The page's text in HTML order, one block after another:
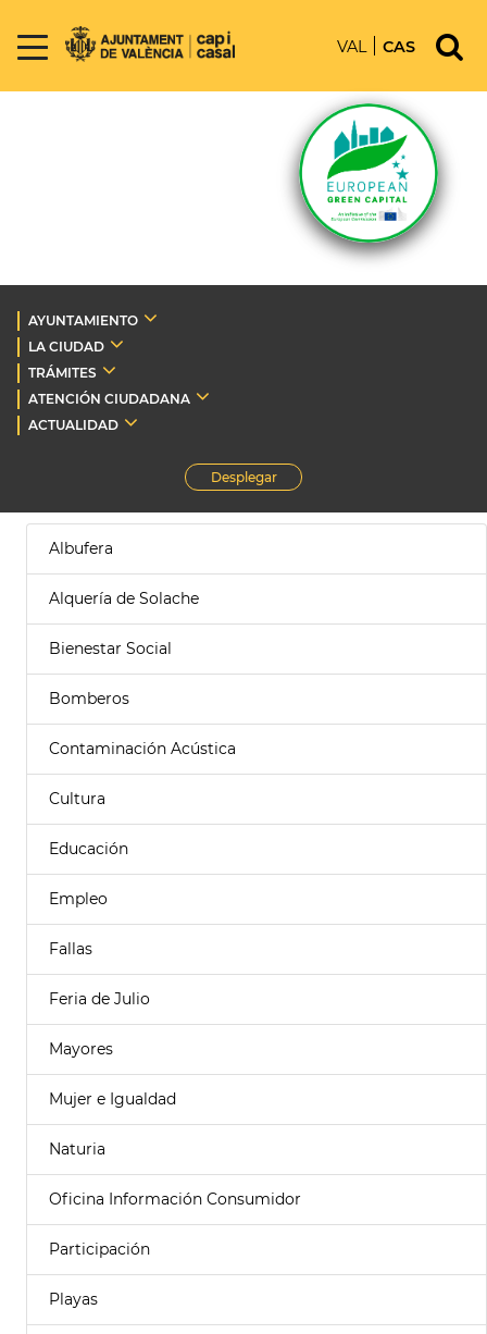
VAL CAS
AYUNTAMIENTO
LA CIUDAD
TRÁMITES
ATENCIÓN CIUDADANA
ACTUALIDAD
Desplegar
Albufera
Alquería de Solache
Bienestar Social
Bomberos
Contaminación Acústica
Cultura
Educación
Empleo
Fallas
Feria de Julio
Mayores
Mujer e Igualdad
Naturia
Oficina Información Consumidor
Participación
Playas